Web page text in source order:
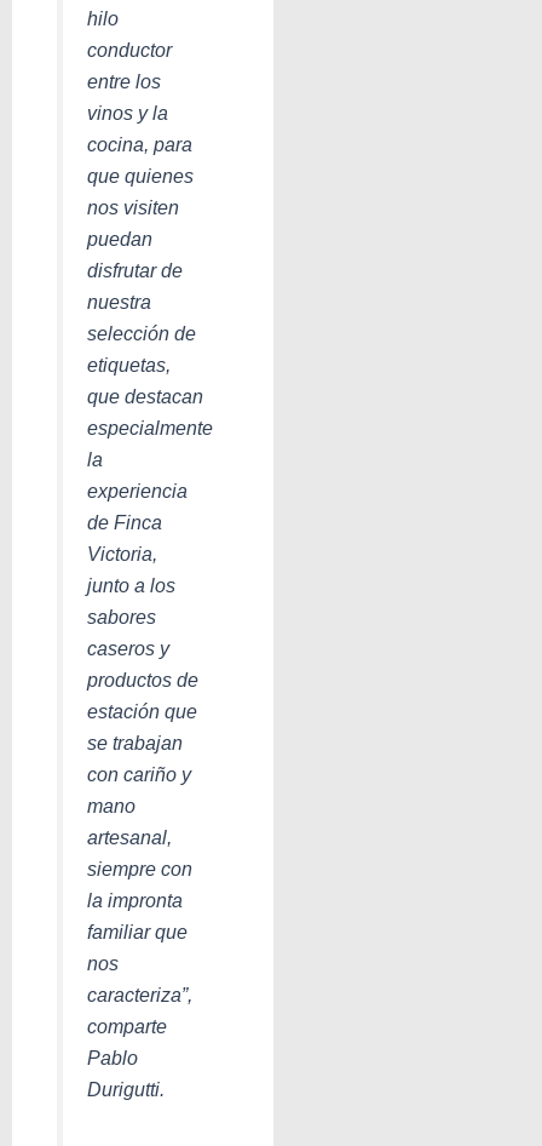
hilo
conductor
entre los
vinos y la
cocina, para
que quienes
nos visiten
puedan
disfrutar de
nuestra
selección de
etiquetas,
que destacan
especialmente
la
experiencia
de Finca
Victoria,
junto a los
sabores
caseros y
productos de
estación que
se trabajan
con cariño y
mano
artesanal,
siempre con
la impronta
familiar que
nos
caracteriza”,
comparte
Pablo
Durigutti.